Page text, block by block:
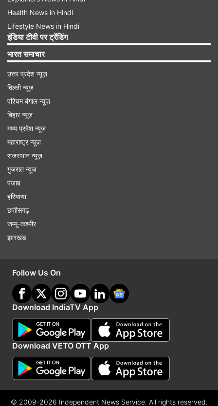
Health News in Hindi
Lifestyle News in Hindi
इंडिया टीवी पर ट्रेंडिंग
भारत समाचार
उत्तर प्रदेश न्यूज़
दिल्ली न्यूज़
पश्चिम बंगाल न्यूज़
बिहार न्यूज़
मध्य प्रदेश न्यूज़
महाराष्ट्र न्यूज़
राजस्थान न्यूज़
गुजरात न्यूज़
पंजाब
हरियाणा
छत्तीसगढ़
जम्मू-कश्मीर
झारखंड
Follow Us On
Download IndiaTV App
Download VETO OTT App
© 2009-2026 Independent News Service. All rights reserved.